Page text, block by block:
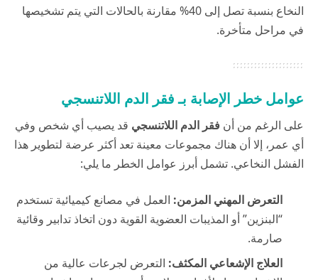
النخاع بنسبة تصل إلى 40% مقارنة بالحالات التي يتم تشخيصها
في مراحل متأخرة.
عوامل خطر الإصابة بـ فقر الدم اللاتنسجي
على الرغم من أن فقر الدم اللاتنسجي قد يصيب أي شخص وفي
أي عمر، إلا أن هناك مجموعات معينة تعد أكثر عرضة لتطوير هذا
الفشل النخاعي. تشمل أبرز عوامل الخطر ما يلي:
التعرض المهني المزمن: العمل في مصانع كيميائية تستخدم
“البنزين” أو المذيبات العضوية القوية دون اتخاذ تدابير وقائية
صارمة.
العلاج الإشعاعي المكثف: التعرض لجرعات عالية من